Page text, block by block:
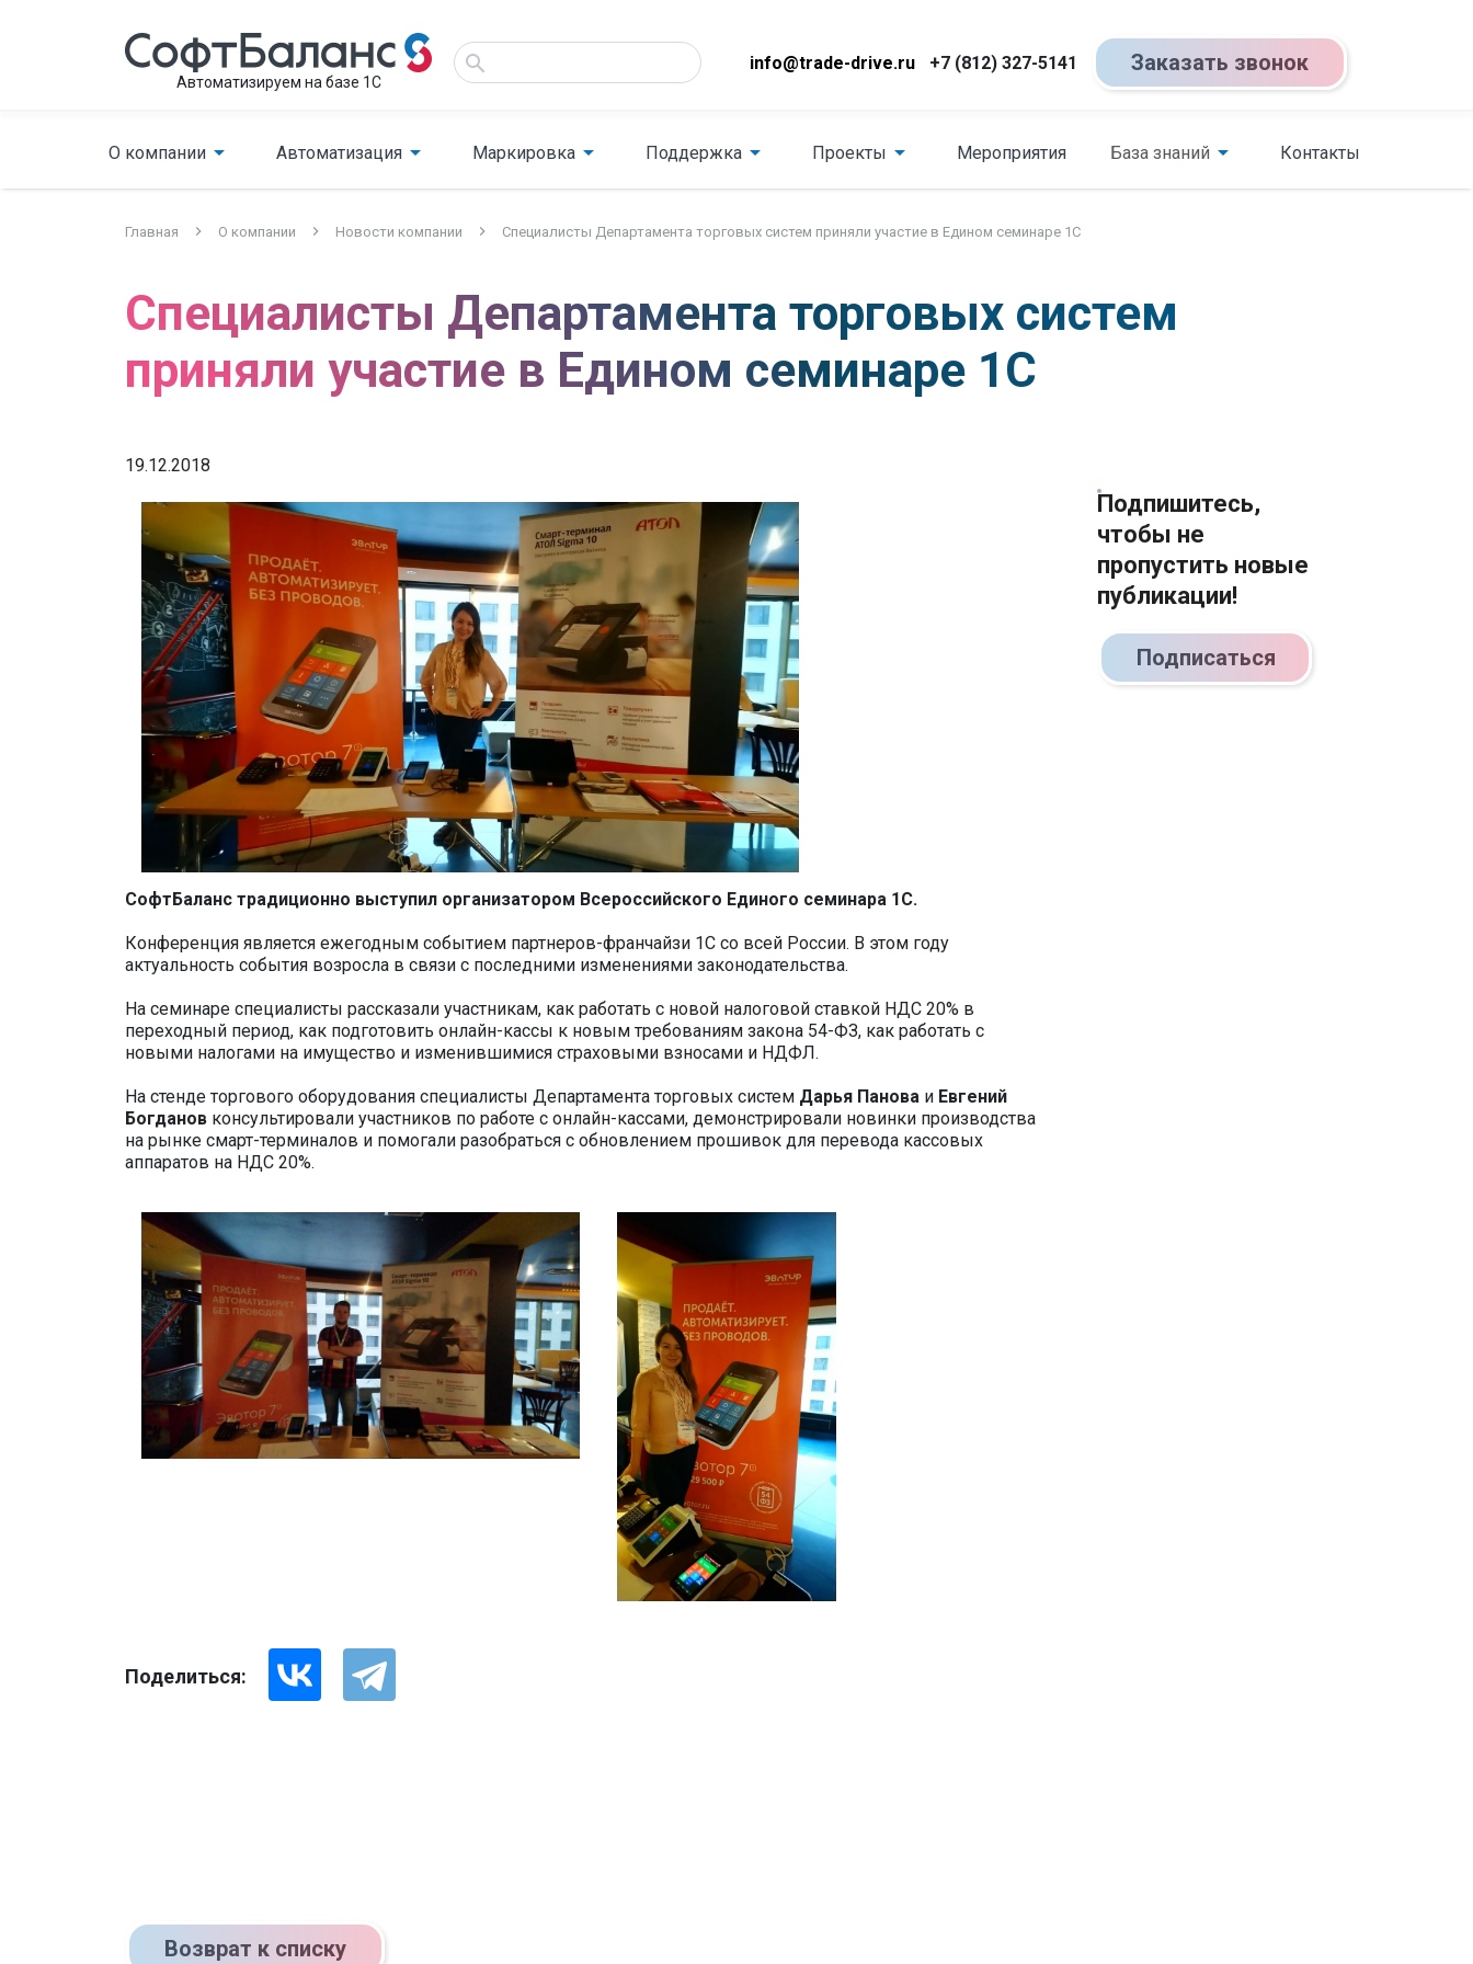
Автоматизируем на базе 1С
info@trade-drive.ru +7 (812) 327-5141 Заказать звонок
О компании Автоматизация Маркировка Поддержка Проекты Мероприятия База знаний Контакты
Главная О компании Новости компании Специалисты Департамента торговых систем приняли участие в Едином семинаре 1С
Специалисты Департамента торговых систем
приняли участие в Едином семинаре 1С
19.12.2018
СофтБаланс традиционно выступил организатором Всероссийского Единого семинара 1С.
Конференция является ежегодным событием партнеров-франчайзи 1С со всей России. В этом году
актуальность события возросла в связи с последними изменениями законодательства.
На семинаре специалисты рассказали участникам, как работать с новой налоговой ставкой НДС 20% в
переходный период, как подготовить онлайн-кассы к новым требованиям закона 54-ФЗ, как работать с
новыми налогами на имущество и изменившимися страховыми взносами и НДФЛ.
На стенде торгового оборудования специалисты Департамента торговых систем Дарья Панова и Евгений
Богданов консультировали участников по работе с онлайн-кассами, демонстрировали новинки производства
на рынке смарт-терминалов и помогали разобраться с обновлением прошивок для перевода кассовых
аппаратов на НДС 20%.
Поделиться:
Возврат к списку
Подпишитесь,
чтобы не
пропустить новые
публикации!
Подписаться